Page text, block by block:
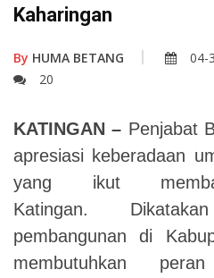
Kaharingan
By HUMA BETANG 04-
20
KATINGAN – Penjabat
apresiasi keberadaan
yang ikut
Katingan.
pembangunan di
membutuhkan